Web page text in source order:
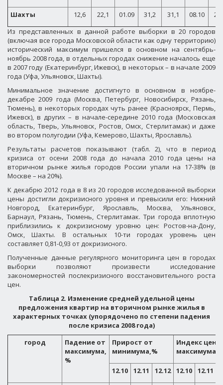
Шахты 12,6 22,1 01.09 31,2 31,1 08.10
Из представленных в данной работе выборки в 20 городов
(включая все города Московской области как одну территорию)
исторический максимум пришелся в основном на сентябрь-
ноябрь 2008 года, в отдельных городах снижение началось еще
в 2007 году (Екатеринбург, Ижевск), в некоторых – в начале 2009
года (Уфа, Ульяновск, Шахты).
Минимальное значение достигнуто в основном в ноябре-
декабре 2009 года (Москва, Петербург, Новосибирск, Рязань,
Тюмень), в некоторых городах чуть ранее (Красноярск, Пермь,
Ижевск), в других – в начале-середине 2010 года (Московская
область, Тверь, Ульяновск, Ростов, Омск, Стерлитамак) и даже
во втором полугодии (Уфа, Кемерово, Шахты, Ярославль).
Результаты расчетов показывают (табл. 2), что в период
кризиса от осени 2008 года до начала 2010 года цены на
вторичном рынке жилья городов России упали на 17-38% (в
Москве – на 20%).
К декабрю 2012 года в 8 из 20 городов исследованной выборки
цены достигли докризисного уровня и превысили его: Нижний
Новгород, Екатеринбург, Ярославль, Москва, Ульяновск,
Барнаул, Рязань, Тюмень, Стерлитамак. Три города вплотную
приблизились к докризисному уровню цен: Ростов-на-Дону,
Омск, Шахты. В остальных 10-ти городах уровень цен
составляет 0,81-0,93 от докризисного.
Полученные данные регулярного мониторинга цен в городах
выборки позволяют произвести исследование
закономерностей послекризисного восстановительного роста
цен.
Таблица 2. Изменение средней удельной цены
предложения квартир на вторичном рынке жилья в
характерных точках (упорядочено по степени падения
после кризиса 2008 года)
город
Падение от
максимума,
%
Прирост от
минимума,%
Индекс цен
максимума
12.10 12.11 12.12 12.10 12.11